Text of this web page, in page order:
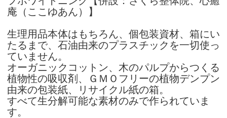
生理用品本体はもちろん、個包装資材、箱にい
たるまで、石油由来のプラスチックを一切使っ
ていません。
オーガニックコットン、木のパルプからつくる
植物性の吸収剤、ＧＭＯフリーの植物デンプン
由来の包装紙、リサイクル紙の箱。
すべて生分解可能な素材のみで作られていま
す。